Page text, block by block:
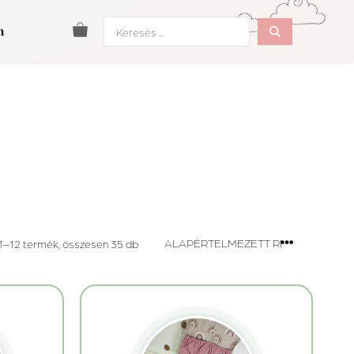
Search
...
termék, összesen 35 db